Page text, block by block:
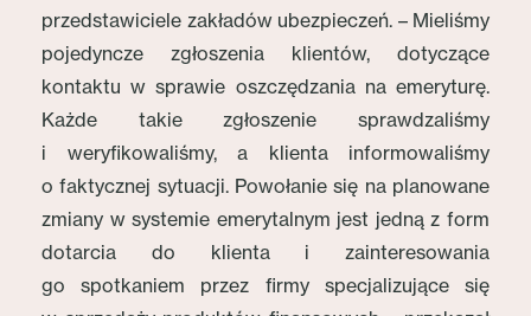
przedstawiciele zakładów ubezpieczeń. – Mieliśmy
pojedyncze zgłoszenia klientów, dotyczące
kontaktu w sprawie oszczędzania na emeryturę.
Każde takie zgłoszenie sprawdzaliśmy
i weryfikowaliśmy, a klienta informowaliśmy
o faktycznej sytuacji. Powołanie się na planowane
zmiany w systemie emerytalnym jest jedną z form
dotarcia do klienta i zainteresowania
go spotkaniem przez firmy specjalizujące się